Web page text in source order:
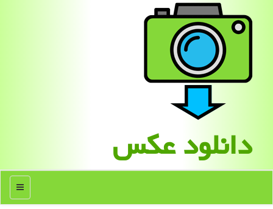
دانلود عكس
منو